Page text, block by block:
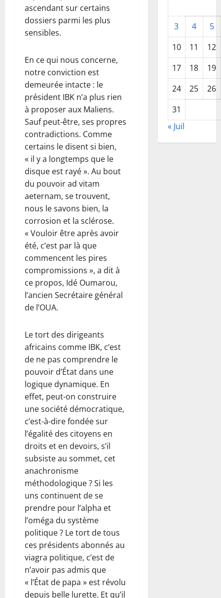
ascendant sur certains
dossiers parmi les plus
sensibles.
En ce qui nous concerne,
notre conviction est
demeurée intacte : le
président IBK n’a plus rien
à proposer aux Maliens.
Sauf peut-être, ses propres
contradictions. Comme
certains le disent si bien,
« il y a longtemps que le
disque est rayé ». Au bout
du pouvoir ad vitam
aeternam, se trouvent,
nous le savons bien, la
corrosion et la sclérose.
« Vouloir être après avoir
été, c’est par là que
commencent les pires
compromissions », a dit à
ce propos, Idé Oumarou,
l’ancien Secrétaire général
de l’OUA.
Le tort des dirigeants
africains comme IBK, c’est
de ne pas comprendre le
pouvoir d’État dans une
logique dynamique. En
effet, peut-on construire
une société démocratique,
c’est-à-dire fondée sur
l’égalité des citoyens en
droits et en devoirs, s’il
subsiste au sommet, cet
anachronisme
méthodologique ? Si les
uns continuent de se
prendre pour l’alpha et
l’oméga du système
politique ? Le tort de tous
ces présidents abonnés au
viagra politique, c’est de
n’avoir pas admis que
« l’État de papa » est révolu
depuis belle lurette. Et qu’il
3 4
5
10
11
12
17
18
19
24
25
26
31
« Juil